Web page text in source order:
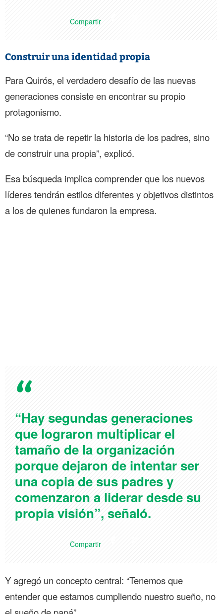
Compartir
Construir una identidad propia
Para Quirós, el verdadero desafío de las nuevas
generaciones consiste en encontrar su propio
protagonismo.
“No se trata de repetir la historia de los padres, sino
de construir una propia”, explicó.
Esa búsqueda implica comprender que los nuevos
líderes tendrán estilos diferentes y objetivos distintos
a los de quienes fundaron la empresa.
“Hay segundas generaciones
que lograron multiplicar el
tamaño de la organización
porque dejaron de intentar ser
una copia de sus padres y
comenzaron a liderar desde su
propia visión”, señaló.
Compartir
Y agregó un concepto central: “Tenemos que
entender que estamos cumpliendo nuestro sueño, no